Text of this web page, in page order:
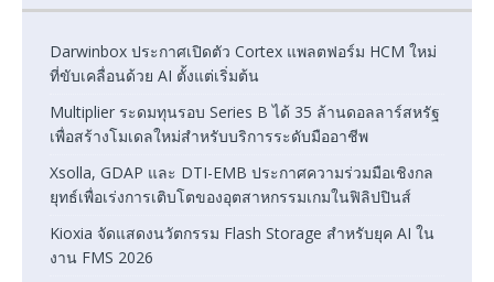
Darwinbox ประกาศเปิดตัว Cortex แพลตฟอร์ม HCM ใหม่
ที่ขับเคลื่อนด้วย AI ตั้งแต่เริ่มต้น
Multiplier ระดมทุนรอบ Series B ได้ 35 ล้านดอลลาร์สหรัฐ
เพื่อสร้างโมเดลใหม่สำหรับบริการระดับมืออาชีพ
Xsolla, GDAP และ DTI-EMB ประกาศความร่วมมือเชิงกล
ยุทธ์เพื่อเร่งการเติบโตของอุตสาหกรรมเกมในฟิลิปปินส์
Kioxia จัดแสดงนวัตกรรม Flash Storage สำหรับยุค AI ใน
งาน FMS 2026